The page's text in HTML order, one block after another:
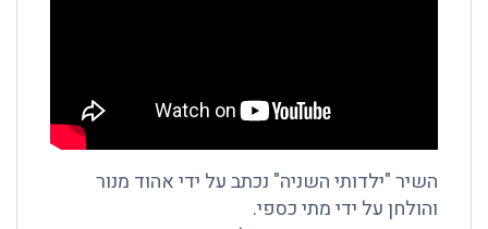
השיר "ילדותי השניה" נכתב על ידי אהוד מנור
והולחן על ידי מתי כספי.